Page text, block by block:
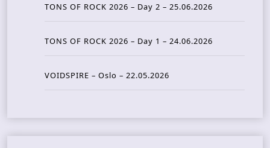
TONS OF ROCK 2026 – Day 2 – 25.06.2026
TONS OF ROCK 2026 – Day 1 – 24.06.2026
VOIDSPIRE – Oslo – 22.05.2026